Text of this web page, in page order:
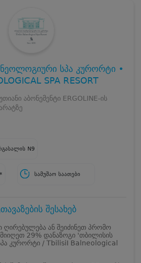
სპა კურორტი •
SPA RESORT
აბონემენტი ERGOLINE-ის
N9
სამუშაო საათები
შესახებ
ან შეიძინეთ პრომო
29% დანაზოგი 'თბილისის
კურორტი / TbilisiI Balneological